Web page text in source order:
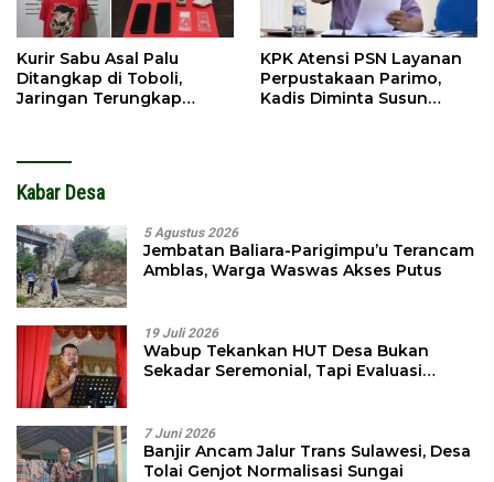
Kurir Sabu Asal Palu
Ditangkap di Toboli,
Jaringan Terungkap
KPK Atensi PSN Layanan
Perpustakaan Parimo,
Kadis Diminta Susun
Kabar Desa
5 Agustus 2026
Jembatan Baliara-Parigimpu’u Terancam
Amblas, Warga Waswas Akses Putus
19 Juli 2026
Wabup Tekankan HUT Desa Bukan
Sekadar Seremonial, Tapi Evaluasi
7 Juni 2026
Banjir Ancam Jalur Trans Sulawesi, Desa
Tolai Genjot Normalisasi Sungai